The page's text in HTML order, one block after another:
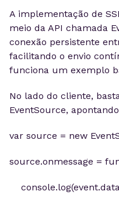
A implementação de
meio da API chamada
conexão persistente
facilitando o envio
funciona um exemplo
No lado do cliente,
EventSource,
var source = new
source.onmessage =